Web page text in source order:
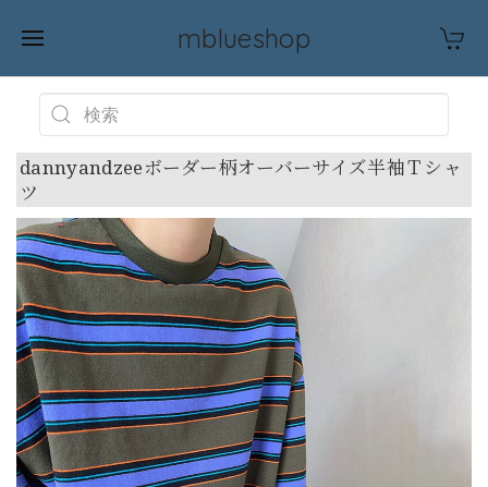
mblueshop
dannyandzeeボーダー柄オーバーサイズ半袖Ｔシャ
ツ